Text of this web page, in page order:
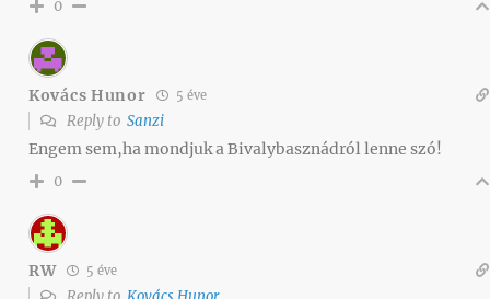
0
Kovács Hunor 5 éve
Reply to Sanzi
Engem sem,ha mondjuk a Bivalybasznádról lenne szó!
0
RW 5 éve